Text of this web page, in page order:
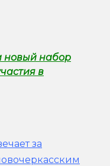
новый набор
в
за